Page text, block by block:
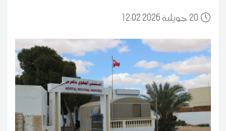
20 12:02 2026 جويلية